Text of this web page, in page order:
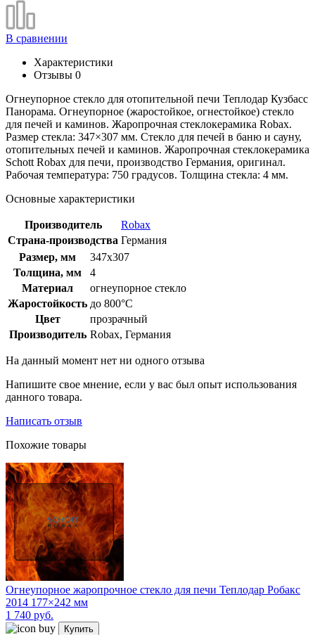
В сравнении
Характеристики
Отзывы 0
Огнеупорное стекло для отопительной печи Теплодар Кузбасс
Панорама. Огнеупорное (жаростойкое, огнестойкое) стекло
для печей и каминов. Жаропрочная стеклокерамика Robax.
Размер стекла: 347×307 мм. Стекло для печей в баню и сауну,
отопительных печей и каминов. Жаропрочная стеклокерамика
Schott Robax для печи, производство Германия, оригинал.
Рабочая температура: 750 градусов. Толщина стекла: 4 мм.
Основные характеристики
Производитель
Robax
Страна-производства Германия
Размер, мм
347x307
Толщина, мм
4
Материал
огнеупорное стекло
Жаростойкость до 800°С
Цвет
прозрачный
Производитель Robax, Германия
На данный момент нет ни одного отзыва
Напишите свое мнение, если у вас был опыт использования
данного товара.
Написать отзыв
Похожие товары
Огнеупорное жаропрочное стекло для печи Теплодар Робакс
2014 177×242 мм
1 740 руб.
Купить